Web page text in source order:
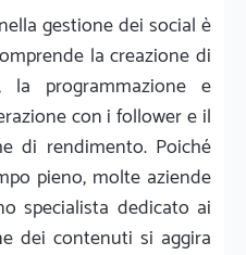
gestione dei social è
la creazione di
programmazione e
con i follower e il
di rendimento. Poiché
pieno, molte aziende
specialista dedicato ai
dei contenuti si aggira